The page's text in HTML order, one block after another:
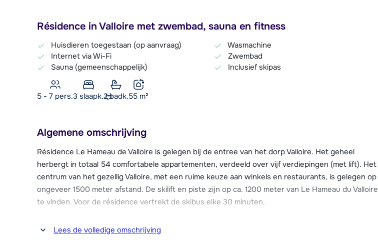
Résidence in Valloire met zwembad, sauna en fitness
Huisdieren toegestaan (op aanvraag)
Internet via Wi-Fi
Sauna (gemeenschappelijk)
Wasmachine
Zwembad
Inclusief skipas
5 - 7 pers.3 slaapk.2 badk.55 m²
Algemene omschrijving
Résidence Le Hameau de Valloire is gelegen bij de entree van het dorp Valloire. Het geheel
herbergt in totaal 54 comfortabele appartementen, verdeeld over vijf verdiepingen (met lift). Het
centrum van het gezellig Valloire, met een ruime keuze aan winkels en restaurants, is gelegen op
ongeveer 1500 meter afstand. De skilift en piste zijn op ca. 1200 meter van Le Hameau du Valloire
te vinden. Voor de résidence vertrekt de skibus elke 30 minuten.
De résidence beschikt over een wasserette, een gezamenlijke skiberging en over diverse luxe
Lees de volledige omschrijving